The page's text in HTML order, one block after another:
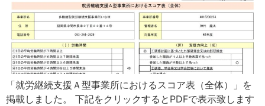
「就労継続支援Ａ型事業所におけるスコア表（全体）」を
掲載しました。 下記をクリックするとPDFで表示致します